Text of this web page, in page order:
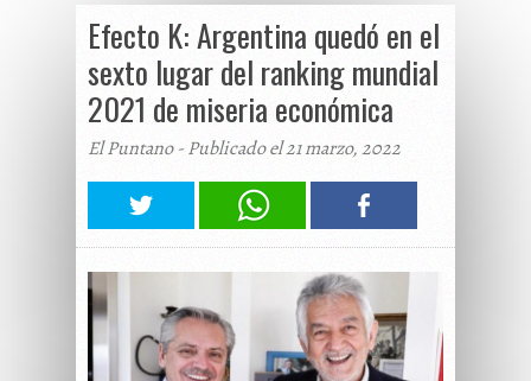
Efecto K: Argentina quedó en el
sexto lugar del ranking mundial
2021 de miseria económica
El Puntano - Publicado el 21 marzo, 2022